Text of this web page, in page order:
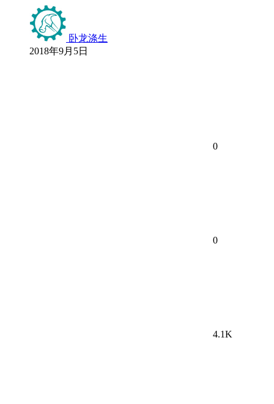
卧龙涤生
2018年9月5日
0
0
4.1K